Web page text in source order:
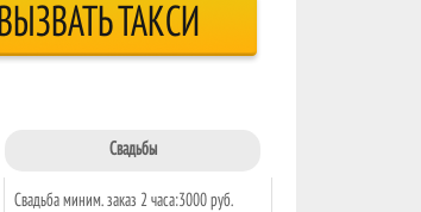
ВЫЗВАТЬ ТАКСИ
Свадьбы
Свадьба миним. заказ 2 часа:3000 руб.